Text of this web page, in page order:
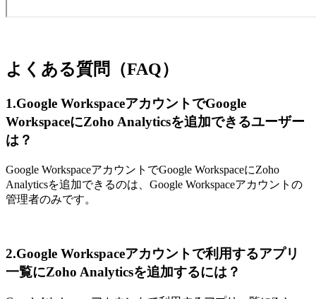
よくある質問（FAQ）
1.Google WorkspaceアカウントでGoogle
WorkspaceにZoho Analyticsを追加できるユーザー
は？
Google WorkspaceアカウントでGoogle WorkspaceにZoho
Analyticsを追加できるのは、Google Workspaceアカウントの
管理者のみです。
2.Google Workspaceアカウントで利用するアプリ
一覧にZoho Analyticsを追加するには？